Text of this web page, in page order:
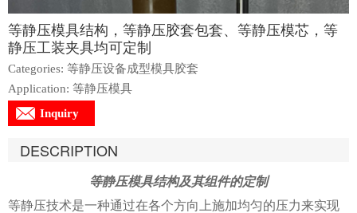
等静压模具结构，等静压胶套包套、等静压模芯，等
静压工装夹具均可定制
Categories: 等静压设备成型模具胶套
Application: 等静压模具
Inquiry
DESCRIPTION
等静压模具结构及其组件的定制
等静压技术是一种通过在各个方向上施加均匀的压力来实现